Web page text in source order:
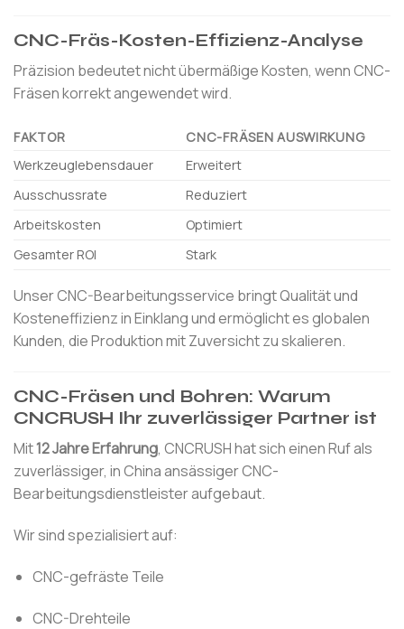
CNC-Fräs-Kosten-Effizienz-Analyse
Präzision bedeutet nicht übermäßige Kosten, wenn CNC-
Fräsen korrekt angewendet wird.
FAKTOR
CNC-FRÄSEN AUSWIRKUNG
Werkzeuglebensdauer
Erweitert
Ausschussrate
Reduziert
Arbeitskosten
Optimiert
Gesamter ROI
Stark
Unser CNC-Bearbeitungsservice bringt Qualität und
Kosteneffizienz in Einklang und ermöglicht es globalen
Kunden, die Produktion mit Zuversicht zu skalieren.
CNC-Fräsen und Bohren: Warum
CNCRUSH Ihr zuverlässiger Partner ist
Mit12 Jahre Erfahrung, CNCRUSH hat sich einen Ruf als
zuverlässiger, in China ansässiger CNC-
Bearbeitungsdienstleister aufgebaut.
Wir sind spezialisiert auf:
CNC-gefräste Teile
CNC-Drehteile